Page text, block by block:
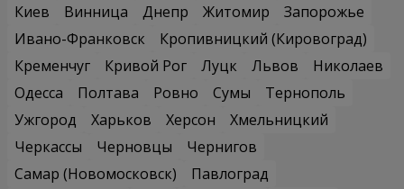
Киев
Винница Днепр Житомир
Запорожье
Ивано-Франковск
Кропивницкий (Кировоград)
Кременчуг
Кривой Рог Луцк Львов
Николаев
Одесса
Полтава Ровно Сумы
Тернополь
Ужгород
Харьков Херсон
Хмельницкий
Черкассы
Черновцы
Чернигов
Самар (Новомосковск)
Павлоград